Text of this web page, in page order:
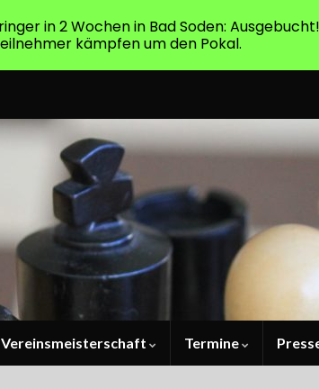
Vereinsmeisterschaft Termine
in 2 Wochen in Bad Soden: Ausgebucht!
kämpfen um den Pokal.